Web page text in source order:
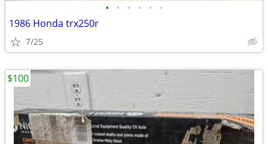
• • • • • •
1986 Honda trx250r
7/25
$100